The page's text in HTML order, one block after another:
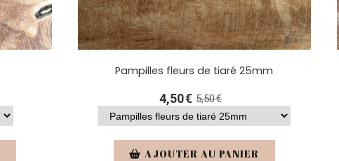
Pampilles fleurs de tiaré 25mm
4,50€ 5,50€
AJOUTER AU PANIER